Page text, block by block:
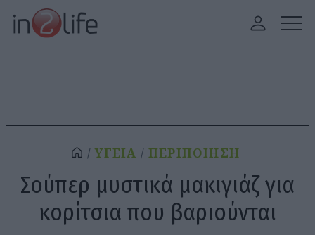
ΥΓΕΙΑ ΠΕΡΙΠΟΙΗΣΗ
Σούπερ μυστικά μακιγιάζ για
κορίτσια που βαριούνται